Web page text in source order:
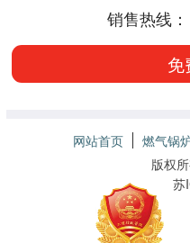
销售热线：
免
网站首页 燃气锅
版权
苏